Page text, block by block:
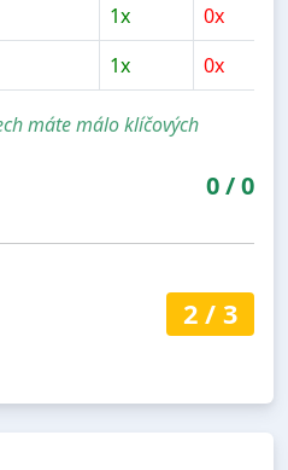
1x
0x
1x 0x
máte málo klíčových
0/0
2/ 3